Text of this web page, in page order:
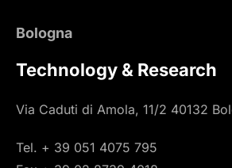
Bologna
Technology & Research
Via Caduti di Amola, 11/2 40132
Tel. + 39 051 4075 795